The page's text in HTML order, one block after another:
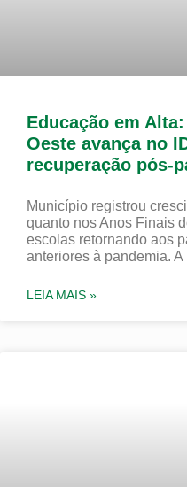
Educação em
Oeste avança no
recuperação pós-
Município registrou
quanto nos Anos Finais
escolas retornando aos
anteriores à pandemia. A
LEIA MAIS »